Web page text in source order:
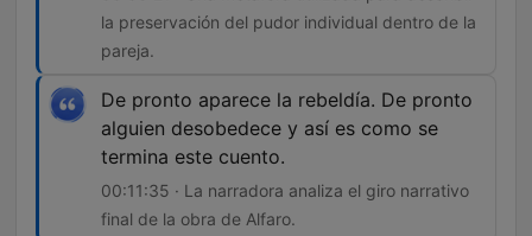
la preservación del pudor individual dentro de la
pareja.
De pronto aparece la rebeldía. De pronto
alguien desobedece y así es como se
termina este cuento.
00:11:35 · La narradora analiza el giro narrativo
final de la obra de Alfaro.